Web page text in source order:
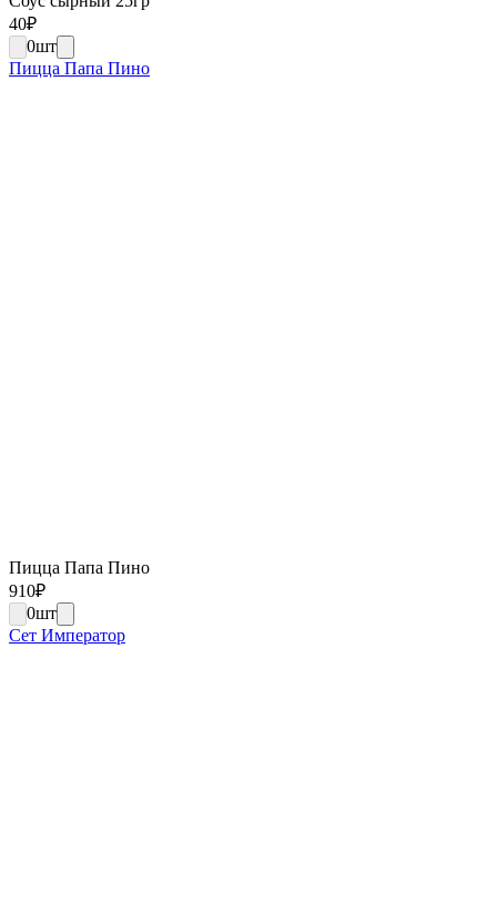
40₽
0шт
Пицца Папа Пино
Пицца Папа Пино
910₽
0шт
Сет Император